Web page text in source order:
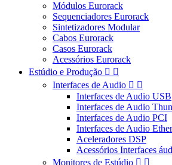
Módulos Eurorack
Sequenciadores Eurorack
Sintetizadores Modular
Cabos Eurorack
Casos Eurorack
Acessórios Eurorack
Estúdio e Produção  
Interfaces de Audio  
Interfaces de Audio USB
Interfaces de Audio
Interfaces de Audio PCI
Interfaces de Audio
Aceleradores DSP
Acessórios Interfaces
Monitores de Estúdio  